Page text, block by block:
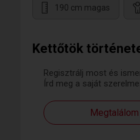
Kettőtök
Regisztrálj most és
Írd meg a saját
190 cm magas